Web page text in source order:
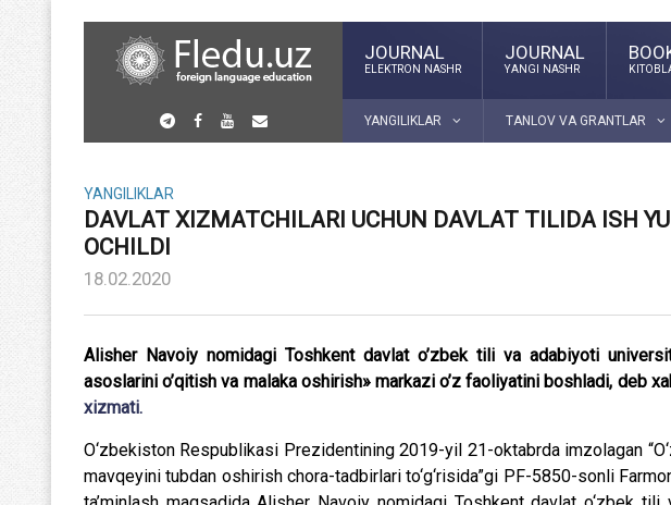
JOURNAL
ELEKTRON NASHR
JOURNAL
YANGI NASHR
YANGILIKLAR TANLOV VA GRANTLAR
YANGILIKLAR
DAVLAT XIZMATCHILARI UCHUN DAVLAT TILIDA ISH
OCHILDI
18.02.2020
Alisher Navoiy nomidagi Toshkent davlat o’zbek tili va adabiyoti
asoslarini o’qitish va malaka oshirish» markazi o’z faoliyatini boshladi, deb
xizmati.
O‘zbekiston Respublikasi Prezidentining 2019-yil 21-oktabrda imzolagan
mavqeyini tubdan oshirish chora-tadbirlari to‘g‘risida”gi PF-5850-sonli